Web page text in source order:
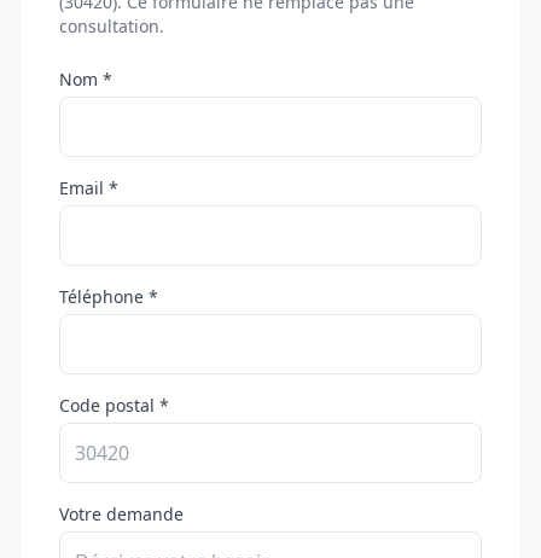
consultation.
Nom *
Email *
Téléphone *
Code postal *
Votre demande